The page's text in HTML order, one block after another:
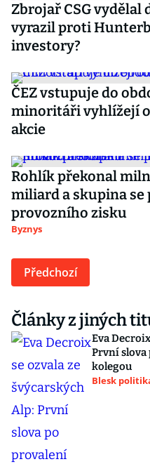
Zbrojař CSG vydělal
vyrazil proti
investory?
ČEZ vstupuje do
minoritáři vyhlížejí
akcie
Rohlík překonal
miliard a skupina
provozního zisku
Byznys
Předchozí
Články z jiných
Eva
První slova
kolegou
Blesk